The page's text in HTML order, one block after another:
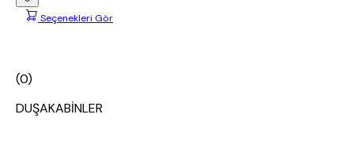
Seçenekleri Gör
(0)
DUŞAKABİNLER